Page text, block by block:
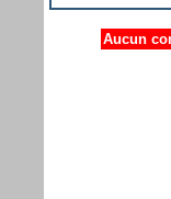
Aucun